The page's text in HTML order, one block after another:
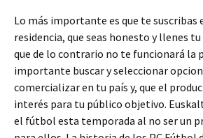
Lo más importante es que te suscribas
residencia, que seas honesto y llenes
que de lo contrario no te funcionará la
importante buscar y seleccionar
comercializar en tu país y, que el
interés para tu público objetivo.
el fútbol esta temporada al no ser un